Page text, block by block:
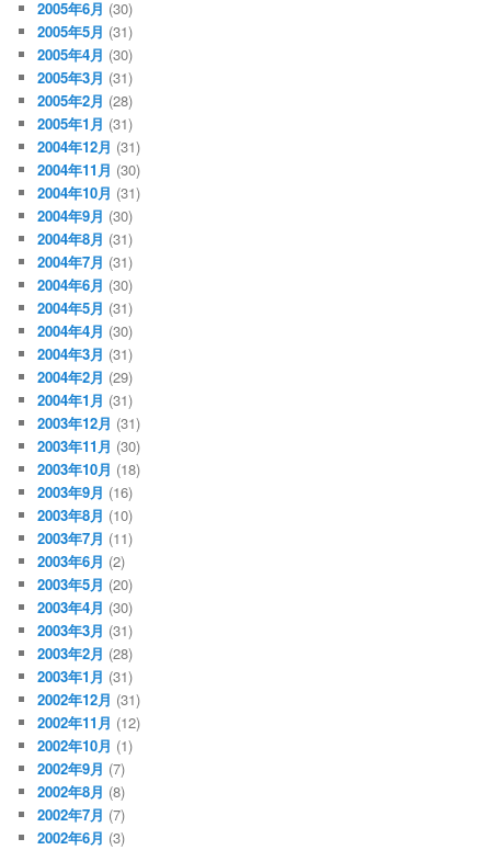
2005年6月 (30)
2005年5月 (31)
2005年4月 (30)
2005年3月 (31)
2005年2月 (28)
2005年1月 (31)
2004年12月 (31)
2004年11月 (30)
2004年10月 (31)
2004年9月 (30)
2004年8月 (31)
2004年7月 (31)
2004年6月 (30)
2004年5月 (31)
2004年4月 (30)
2004年3月 (31)
2004年2月 (29)
2004年1月 (31)
2003年12月 (31)
2003年11月 (30)
2003年10月 (18)
2003年9月 (16)
2003年8月 (10)
2003年7月 (11)
2003年6月 (2)
2003年5月 (20)
2003年4月 (30)
2003年3月 (31)
2003年2月 (28)
2003年1月 (31)
2002年12月 (31)
2002年11月 (12)
2002年10月 (1)
2002年9月 (7)
2002年8月 (8)
2002年7月 (7)
2002年6月 (3)